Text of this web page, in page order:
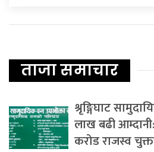
ताजा समाचार
श्रृङ्गिघाट
लाख बढी
करोड राजस्व